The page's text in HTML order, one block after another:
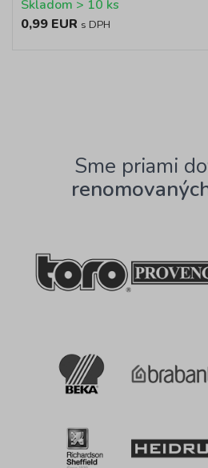
Skladom > 10 ks
0,99 EUR s DPH
Sme priami